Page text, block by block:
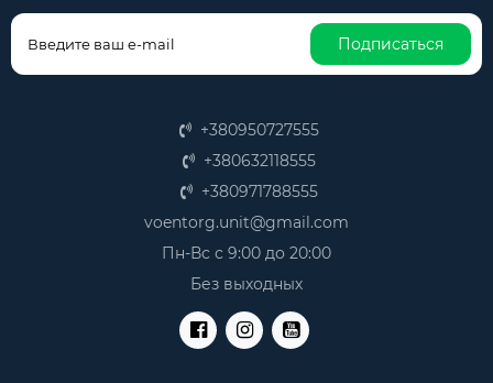
Подписаться
+380950727555
+380632118555
+380971788555
voentorg.unit@gmail.com
Пн-Вс с 9:00 до 20:00
Без выходных